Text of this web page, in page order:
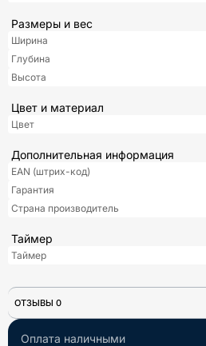
Оплата наличными
Размеры и вес
Ширина
Глубина
Высота
Цвет и материал
Цвет
Дополнительная информация
EAN (штрих-код)
Гарантия
Страна производитель
Таймер
Таймер
ОТЗЫВЫ 0